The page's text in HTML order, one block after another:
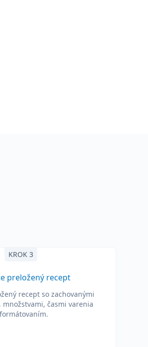
KROK 3
preložený recept
recept so zachovanými
časmi varenia